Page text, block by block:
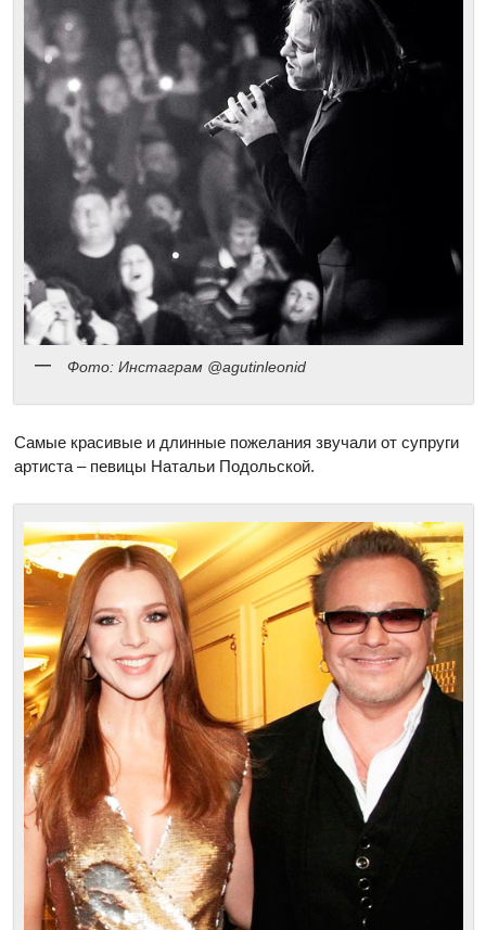
Фото: Инстаграм @agutinleonid
Самые красивые и длинные пожелания звучали от супруги
артиста – певицы Натальи Подольской.